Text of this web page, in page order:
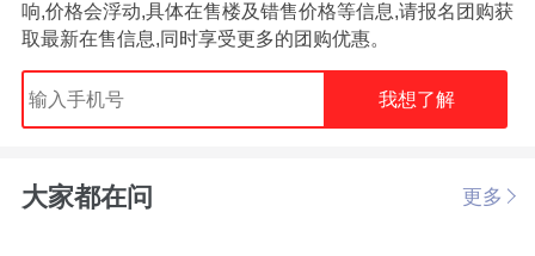
响,价格会浮动,具体在售楼及错售价格等信息,请报名团购获
取最新在售信息,同时享受更多的团购优惠。
我想了解
大家都在问 更多